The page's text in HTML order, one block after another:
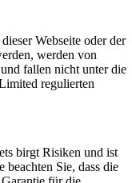
Webseite oder der
werden von
fallen nicht unter die
regulierten
birgt Risiken und ist
Sie, dass die